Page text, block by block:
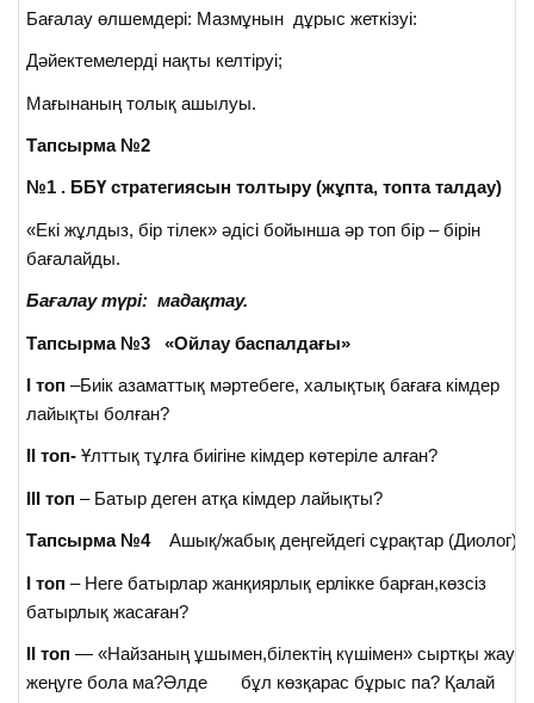
Бағалау өлшемдері: Мазмұнын дұрыс жеткізуі:
Дәйектемелерді нақты келтіруі;
Мағынаның толық ашылуы.
Тапсырма №2
№1 . ББҮ стратегиясын толтыру (жұпта, топта талдау)
«Екі жұлдыз, бір тілек» әдісі бойынша әр топ бір – бірін
бағалайды.
Бағалау түрі: мадақтау.
Тапсырма №3 «Ойлау баспалдағы»
І топ –Биік азаматтық мәртебеге, халықтық бағаға кімдер
лайықты болған?
ІІ топ-Ұлттық тұлға биігіне кімдер көтеріле алған?
ІІІ топ – Батыр деген атқа кімдер лайықты?
Тапсырма №4Ашық/жабық деңгейдегі сұрақтар (Диолог)
І топ – Неге батырлар жанқиярлық ерлікке барған,көзсіз
батырлық жасаған?
ІІ топ — «Найзаның ұшымен,білектің күшімен» сыртқы
жеңуге бола ма?Әлде бұл көзқарас бұрыс па? Қалай